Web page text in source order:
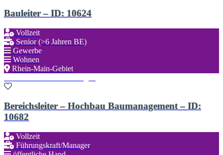
Bauleiter – ID: 10624
Vollzeit
Senior (>6 Jahren BE)
Gewerbe
Wohnen
Rhein-Main-Gebiet
Bereichsleiter – Hochbau Baumanagement – ID:
10682
Vollzeit
Führungskraft/Manager